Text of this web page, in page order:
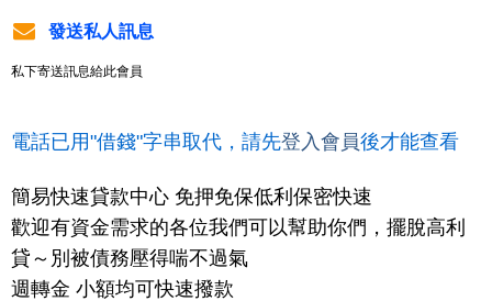
發送私人訊息
私下寄送訊息給此會員
電話已用"借錢"字串取代，請先登入會員後才能查看
簡易快速貸款中心 免押免保低利保密快速
歡迎有資金需求的各位我們可以幫助你們，擺脫高利
貸～別被債務壓得喘不過氣
週轉金 小額均可快速撥款